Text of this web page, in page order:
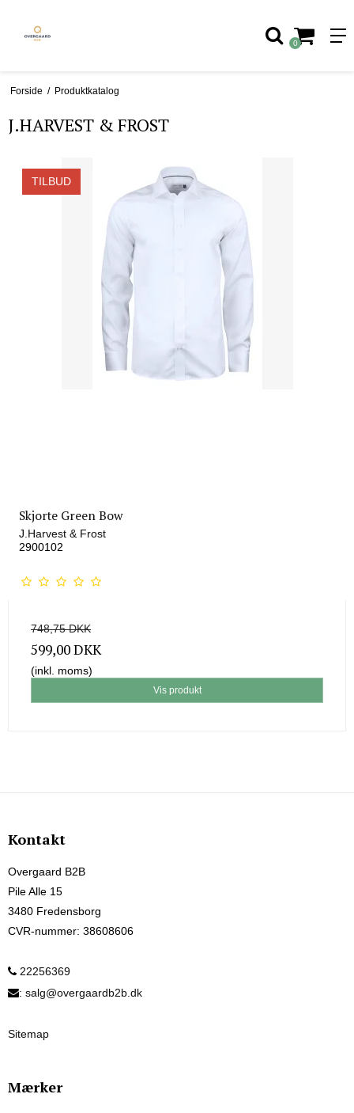
0
Forside / Produktkatalog
J.HARVEST & FROST
TILBUD
Skjorte Green Bow
J.Harvest & Frost
2900102
748,75 DKK
599,00 DKK
(inkl. moms)
Vis produkt
Kontakt
Overgaard B2B
Pile Alle 15
3480 Fredensborg
CVR-nummer: 38608606
22256369
: salg@overgaardb2b.dk
Sitemap
Mærker